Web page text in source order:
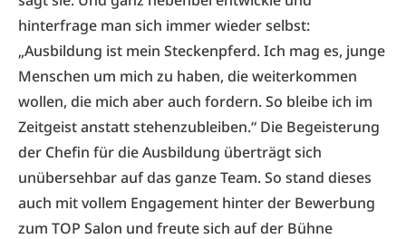
hinterfrage man sich immer wieder selbst:
„Ausbildung ist mein Steckenpferd. Ich mag es, junge
Menschen um mich zu haben, die weiterkommen
wollen, die mich aber auch fordern. So bleibe ich im
Zeitgeist anstatt stehenzubleiben.“ Die Begeisterung
der Chefin für die Ausbildung überträgt sich
unübersehbar auf das ganze Team. So stand dieses
auch mit vollem Engagement hinter der Bewerbung
zum TOP Salon und freute sich auf der Bühne